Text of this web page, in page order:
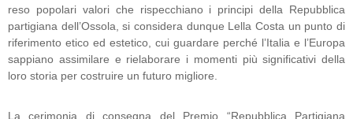
reso popolari valori che rispecchiano i principi della Repubblica
partigiana dell’Ossola, si considera dunque Lella Costa un punto di
riferimento etico ed estetico, cui guardare perché l’Italia e l’Europa
sappiano assimilare e rielaborare i momenti più significativi della
loro storia per costruire un futuro migliore.
La cerimonia di consegna del Premio “Repubblica Partigiana